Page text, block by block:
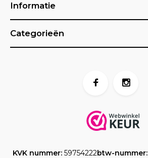
Informatie
Categorieën
KVK nummer: 59754222btw-nummer: